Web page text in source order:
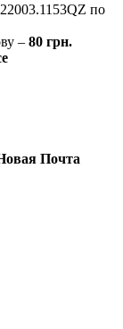
по
– 80 грн.
Почта